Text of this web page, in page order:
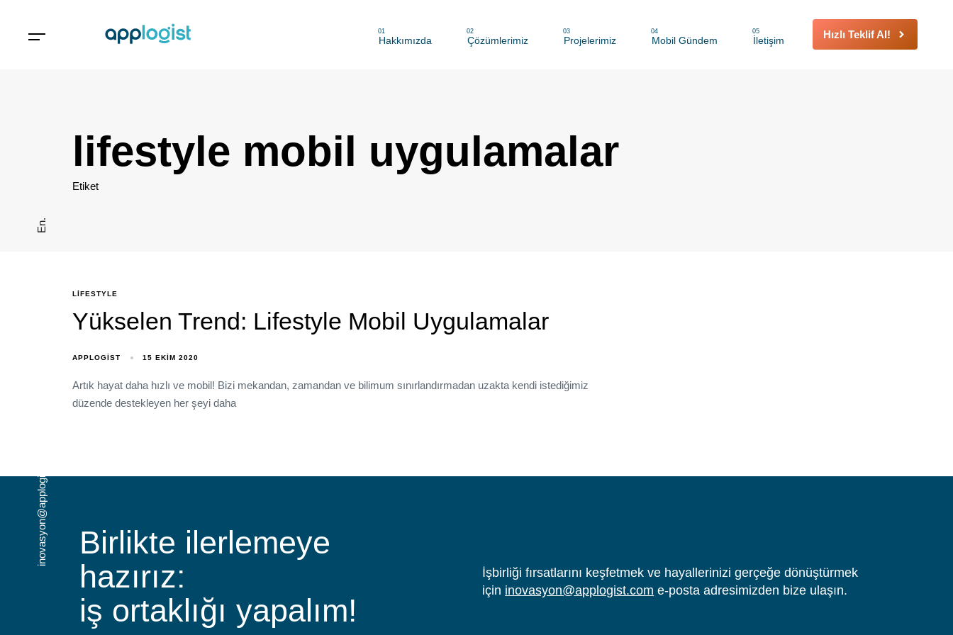
Hakkımızda
01
Çözümlerimiz
02
Projelerimiz
03
Mobil Gündem
04
İletişim
05 Hızlı Teklif Al!
En.
inovasyon@applogist.com
lifestyle mobil uygulamalar
Etiket
LIFESTYLE
Yükselen Trend: Lifestyle Mobil Uygulamalar
APPLOGIST 15 EKIM 2020
Artık hayat daha hızlı ve mobil! Bizi mekandan, zamandan ve bilimum sınırlandırmadan uzakta kendi istediğimiz
düzende destekleyen her şeyi daha
Birlikte ilerlemeye
hazırız:
iş ortaklığı yapalım!
İşbirliği fırsatlarını keşfetmek ve hayallerinizi gerçeğe dönüştürmek
için inovasyon@applogist.com e-posta adresimizden bize ulaşın.